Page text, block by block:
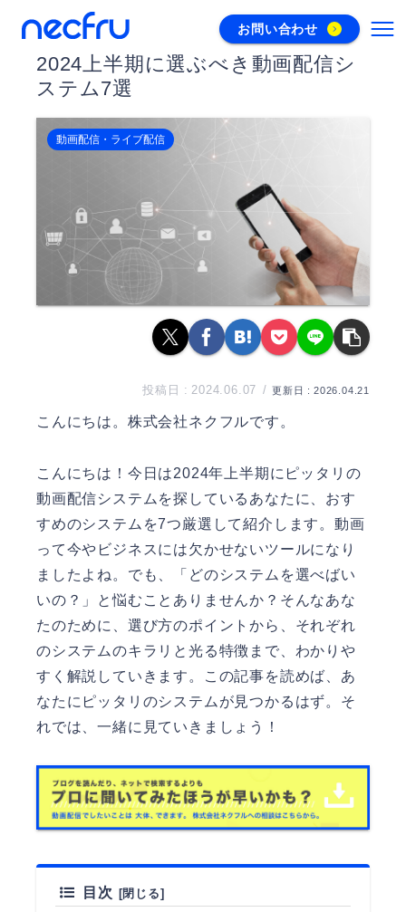
お問い合わせ
2024上半期に選ぶべき動画配信シ
ステム7選
動画配信・ライブ配信
2024.06.07 2026.04.21
こんにちは。 株式会社ネクフルです。
こんにちは！今日は2024年上半期にピッタリの
動画配信システムを探しているあなたに、おす
すめのシステムを7つ厳選して紹介します。動画
って今やビジネスには欠かせないツールになり
ましたよね。でも、「どのシステムを選べばい
いの？」と悩むことありませんか？そんなあな
たのために、選び方のポイントから、それぞれ
のシステムのキラリと光る特徴まで、わかりや
すく解説していきます。この記事を読めば、あ
なたにピッタリのシステムが見つかるはず。そ
れでは、一緒に見ていきましょう！
目次